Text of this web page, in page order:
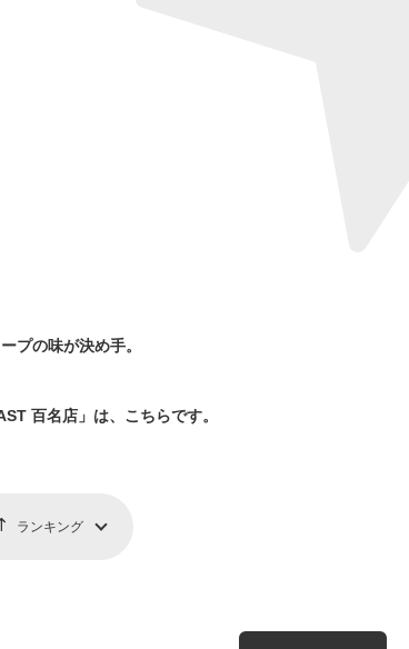
プの味が決め手。
百名店」は、こちらです。
ランキング